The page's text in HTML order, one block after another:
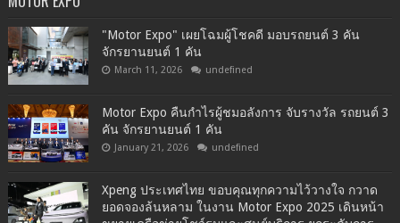
"Motor Expo" เผยโฉมผู้โชคดี มอบรถยนต์ 3 คัน
จักรยานยนต์ 1 คัน
March 11, 2026 undefined
Motor Expo คืนกำไรผู้ชมอลังการ จับรางวัล รถยนต์ 3
คัน จักรยานยนต์ 1 คัน
January 21, 2026 undefined
Xpeng ประเทศไทย ขอบคุณทุกความไว้วางใจ กวาด
ยอดจองล้นหลาม ในงาน Motor Expo 2025 เดินหน้า